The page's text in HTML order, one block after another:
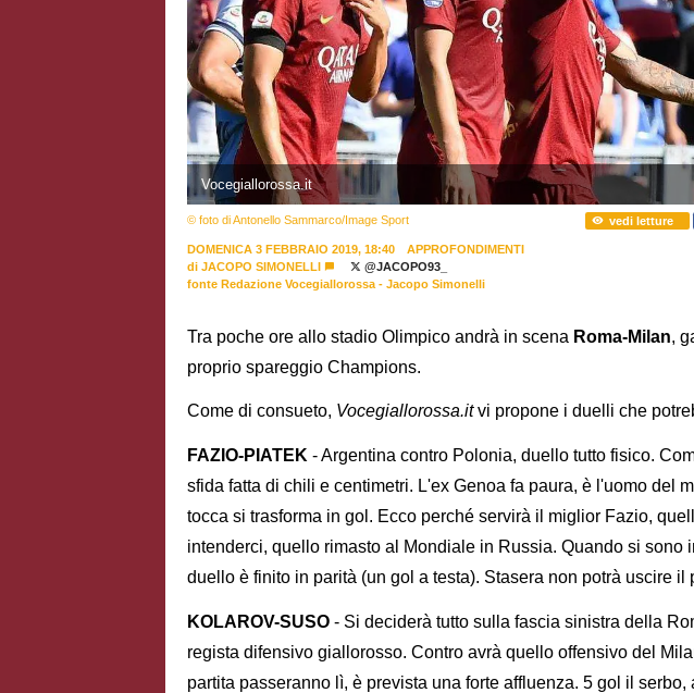
Vocegiallorossa.it
© foto di Antonello Sammarco/Image Sport vedi letture
DOMENICA 3 FEBBRAIO 2019, 18:40
APPROFONDIMENTI
di JACOPO SIMONELLI
@JACOPO93_
fonte Redazione Vocegiallorossa - Jacopo Simonelli
Tra poche ore allo stadio Olimpico andrà in scena Roma-Milan,
proprio spareggio Champions.
Come di consueto, Vocegiallorossa.itvi propone i duelli che
FAZIO-PIATEK - Argentina contro Polonia, duello tutto fisico.
sfida fatta di chili e centimetri. L'ex Genoa fa paura, è l'uomo del
tocca si trasforma in gol. Ecco perché servirà il miglior Fazio,
intenderci, quello rimasto al Mondiale in Russia. Quando si sono
duello è finito in parità (un gol a testa). Stasera non potrà uscire il
KOLAROV-SUSO - Si deciderà tutto sulla fascia sinistra della
regista difensivo giallorosso. Contro avrà quello offensivo del
partita passeranno lì, è prevista una forte affluenza. 5 gol il serbo,